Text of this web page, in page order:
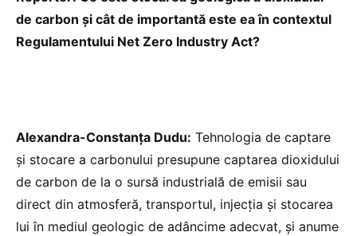
de carbon și cât de importantă este ea în contextul
Regulamentului Net Zero Industry Act?
Alexandra-Constanța Dudu: Tehnologia de captare
și stocare a carbonului presupune captarea dioxidului
de carbon de la o sursă industrială de emisii sau
direct din atmosferă, transportul, injecția și stocarea
lui în mediul geologic de adâncime adecvat, și anume